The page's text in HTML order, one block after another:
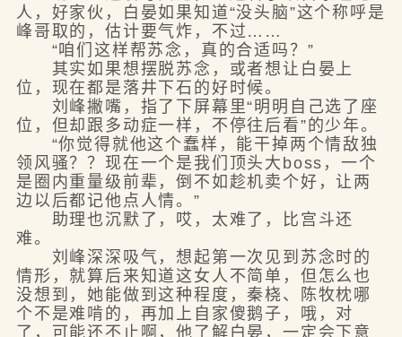
人，好家伙，白晏如果知道“没头脑”这个称呼是
峰哥取的，估计要气炸，不过……
“咱们这样帮苏念，真的合适吗？”
其实如果想摆脱苏念，或者想让白晏上
位，现在都是落井下石的好时候。
刘峰撇嘴，指了下屏幕里“明明自己选了座
位，但却跟多动症一样，不停往后看”的少年。
“你觉得就他这个蠢样，能干掉两个情敌独
领风骚？？现在一个是我们顶头大boss，一个
是圈内重量级前辈，倒不如趁机卖个好，让两
边以后都记他点人情。”
助理也沉默了，哎，太难了，比宫斗还
难。
刘峰深深吸气，想起第一次见到苏念时的
情形，就算后来知道这女人不简单，但怎么也
没想到，她能做到这种程度，秦桡、陈牧枕哪
个不是难啃的，再加上自家傻鹅子，哦，对
了，可能还不止啊，他了解白晏，一定会下意